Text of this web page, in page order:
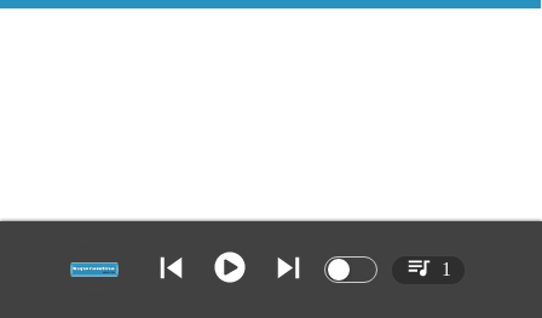
1